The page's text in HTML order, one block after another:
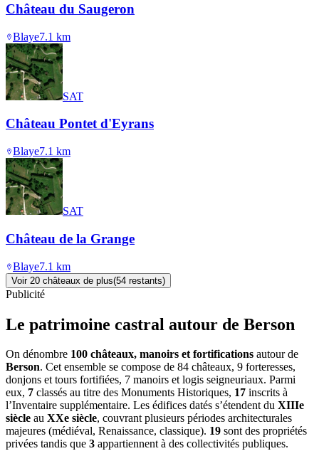
Château du Saugeron
Blaye7.1 km
SAT
Château Pontet d'Eyrans
Blaye7.1 km
SAT
Château de la Grange
Blaye7.1 km
Voir 20 châteaux de plus(54 restants)
Publicité
Le patrimoine castral autour de Berson
On dénombre 100 châteaux, manoirs et fortifications autour de
Berson. Cet ensemble se compose de 84 châteaux, 9 forteresses,
donjons et tours fortifiées, 7 manoirs et logis seigneuriaux. Parmi
eux, 7 classés au titre des Monuments Historiques, 17 inscrits à
l’Inventaire supplémentaire. Les édifices datés s’étendent du XIIIe
siècle au XXe siècle, couvrant plusieurs périodes architecturales
majeures (médiéval, Renaissance, classique). 19 sont des propriétés
privées tandis que 3 appartiennent à des collectivités publiques.